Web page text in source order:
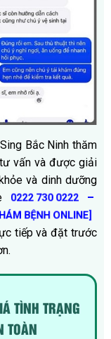
Bắc Ninh thăm
vấn và được giải
và dinh dưỡng
0222 730 0222 –
BỆNH ONLINE]
tiếp và đặt trước
TÌNH TRẠNG
TOÀN